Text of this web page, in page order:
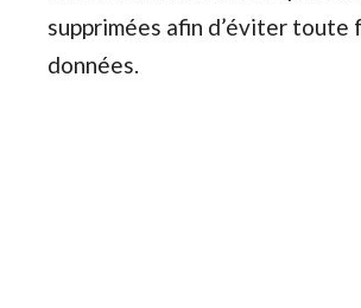
supprimées afin d’éviter toute
données.